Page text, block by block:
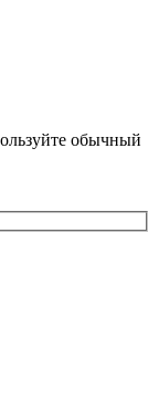
обычный